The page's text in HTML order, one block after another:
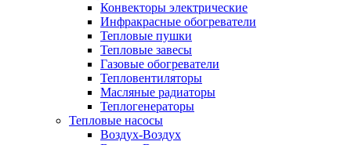
Конвекторы электрические
Инфракрасные обогреватели
Тепловые пушки
Тепловые завесы
Газовые обогреватели
Тепловентиляторы
Масляные радиаторы
Теплогенераторы
Тепловые насосы
Воздух-Воздух